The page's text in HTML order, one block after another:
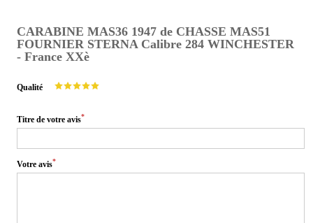
CARABINE MAS36 1947 de CHASSE MAS51
FOURNIER STERNA Calibre 284 WINCHESTER
- France XXè
Qualité
Titre de votre avis*
Votre avis*